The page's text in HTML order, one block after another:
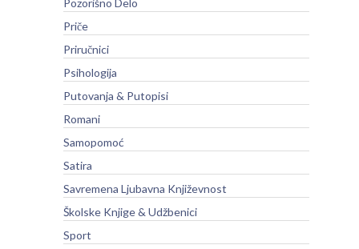
Pozorišno Delo
Priče
Priručnici
Psihologija
Putovanja & Putopisi
Romani
Samopomoć
Satira
Savremena Ljubavna Književnost
Školske Knjige & Udžbenici
Sport